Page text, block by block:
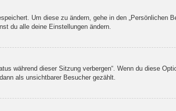
Um diese zu ändern, gehe in den „Persönlichen
du alle deine Einstellungen ändern.
während dieser Sitzung verbergen“. Wenn du diese
als unsichtbarer Besucher gezählt.